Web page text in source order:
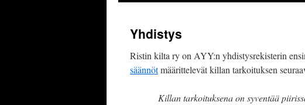
Yhdistys
Ristin kilta ry on AYY:n yhdistysrekisterin
säännötmäärittelevät killan tarkoituksen
Killan tarkoituksena on syventää